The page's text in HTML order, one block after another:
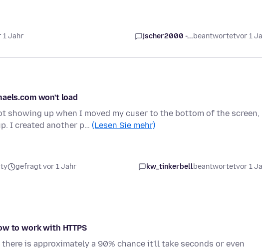
1 Jahr jscher2000 -...beantwortetvor 1
won't load
showing up when I moved my cuser to the bottom of the screen,
I created another p… (Lesen Sie mehr)
gefragt vor 1 Jahr kw_tinkerbellbeantwortetvor 1
to work with HTTPS
is approximately a 90% chance it'll take seconds or even